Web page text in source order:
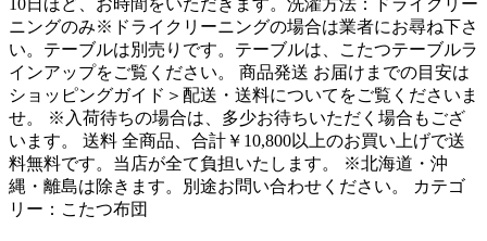
10日ほど、お時間をいただきます。洗濯方法：ドライクリー
ニングのみ※ドライクリーニングの場合は業者にお尋ね下さ
い。テーブルは別売りです。テーブルは、こたつテーブルラ
インアップをご覧ください。 商品発送 お届けまでの目安は
ショッピングガイド＞配送・送料についてをご覧くださいま
せ。 ※入荷待ちの場合は、多少お待ちいただく場合もござ
います。 送料 全商品、合計￥10,800以上のお買い上げで送
料無料です。当店が全て負担いたします。 ※北海道・沖
縄・離島は除きます。別途お問い合わせください。 カテゴ
リー：こたつ布団